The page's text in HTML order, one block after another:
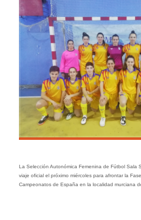
La Selección Autonómica Femenina de Fútbol Sala
viaje oficial el próximo miércoles para afrontar la
Campeonatos de España en la localidad murciana